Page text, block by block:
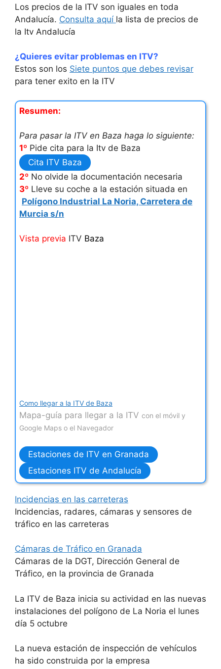
Los precios de la ITV son iguales en toda
Andalucía. Consulta aquí la lista de precios de
la Itv Andalucía
¿Quieres evitar problemas en ITV?
Estos son los Siete puntos que debes revisar
para tener exito en la ITV
Resumen:
Para pasar la ITV en Baza haga lo siguiente:
1º Pide cita para la Itv de Baza
Cita ITV Baza
2º No olvide la documentación necesaria
3º Lleve su coche a la estación situada en
Polígono Industrial La Noria, Carretera de
Murcia s/n
Vista previa ITV Baza
Como llegar a la ITV de Baza
Mapa-guía para llegar a la ITV con el móvil y
Google Maps o el Navegador
Estaciones de ITV en Granada
Estaciones ITV de Andalucía
Incidencias en las carreteras
Incidencias, radares, cámaras y sensores de
tráfico en las carreteras
Cámaras de Tráfico en Granada
Cámaras de la DGT, Dirección General de
Tráfico, en la provincia de Granada
La ITV de Baza inicia su actividad en las nuevas
instalaciones del polígono de La Noria el lunes
día 5 octubre
La nueva estación de inspección de vehículos
ha sido construida por la empresa